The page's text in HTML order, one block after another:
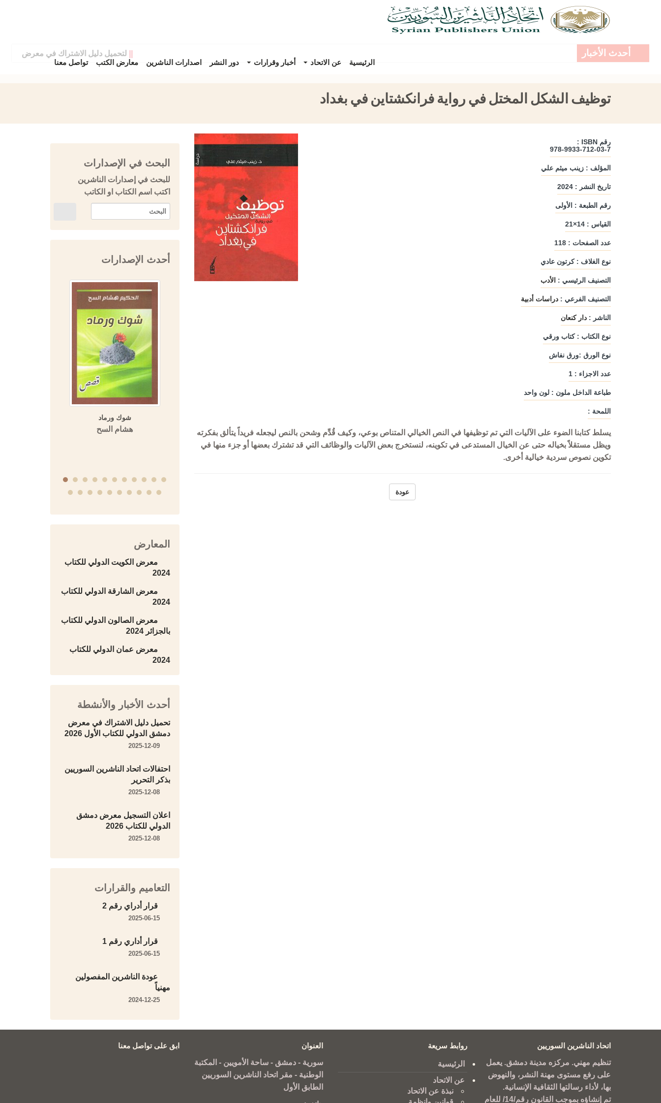
الرئيسية عن الاتحاد أخبار وقرارات دور النشر اصدارات الناشرين معارض الكتب تواصل معنا
أحدث الأخبار لتحميل دليل الاشتراك في معرض دمشق
توظيف الشكل المختل في رواية فرانكشتاين في بغداد
رقم ISBN :
978-9933-712-03-7
المؤلف : زينب ميثم علي
تاريخ النشر : 2024
رقم الطبعة : الأولى
القياس : 14×21
عدد الصفحات : 118
نوع الغلاف : كرتون عادي
التصنيف الرئيسي : الأدب
التصنيف الفرعي : دراسات أدبية
الناشر : دار كنعان
نوع الكتاب : كتاب ورقي
نوع الورق :ورق نفاش
عدد الاجزاء : 1
طباعة الداخل ملون : لون واحد
اللمحة :
يسلط كتابنا الضوء على الآليات التي تم توظيفها في النص الخيالي المتناص بوعي، وكيف قُدِّم وشحن بالنص ليجعله فريداً يتألق بفكرته
ويظل مستقلاً بخياله حتى عن الخيال المستدعى في تكوينه، لنستخرج بعض الآليات والوظائف التي قد تشترك بعضها أو جزء منها في
تكوين نصوص سردية خيالية أخرى.
عودة
البحث في الإصدارات
للبحث في إصدارات الناشرين
اكتب اسم الكتاب او الكاتب
أحدث الإصدارات
أمواج السرد
دار ليندا
مؤلفون ومترجمون محمد شعبو
عساكر كتاب (تاريخ دمشق)
منشورات الجمعية التاريخية
السورية
شوك ورماد
هشام السح
المعارض
معرض الكويت الدولي للكتاب
2024
معرض الشارقة الدولي للكتاب
2024
معرض الصالون الدولي للكتاب
بالجزائر 2024
معرض عمان الدولي للكتاب
2024
أحدث الأخبار والأنشطة
تحميل دليل الاشتراك في معرض
دمشق الدولي للكتاب الأول 2026
احتفالات اتحاد الناشرين السوريين
بذكر التحرير
اعلان التسجيل معرض دمشق
الدولي للكتاب 2026
التعاميم والقرارات
قرار أدراي رقم 2
قرار أداري رقم 1
عودة الناشرين المفصولين
مهنياً
اتحاد الناشرين السوريين
تنظيم مهني. مركزه مدينة دمشق. يعمل
على رفع مستوى مهنة النشر، والنهوض
بها، لأداء رسالتها الثقافية الإنسانية.
تم إنشاؤه بموجب القانون رقم/14/ للعام
روابط سريعة
الرئيسية
عن الاتحاد
نبذة عن الاتحاد
العنوان
سورية - دمشق - ساحة الأمويين - المكتبة
الوطنية - مقر اتحاد الناشرين السوريين
الطابق الأول
ابق على تواصل معنا